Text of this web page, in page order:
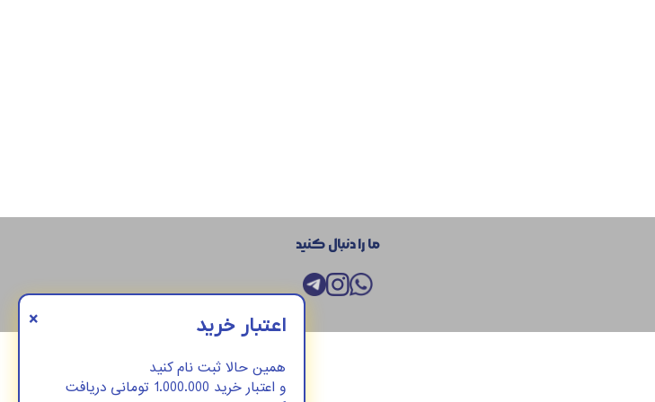
ما را دنبال کنید
× اعتبار خرید
همین حالا ثبت نام کنید
و اعتبار خرید 1.000.000 تومانی دریافت